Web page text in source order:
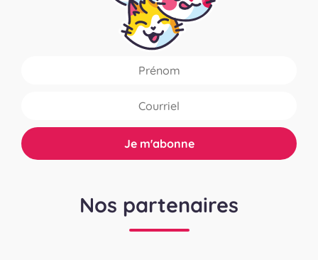
Nos partenaires